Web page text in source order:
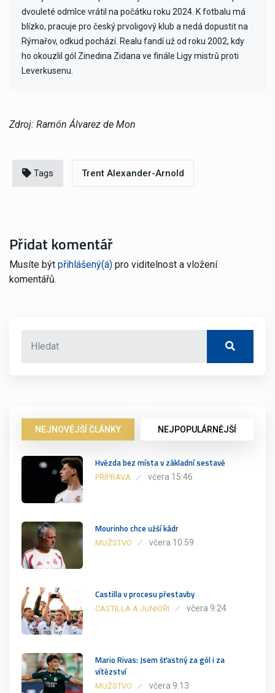
dvouleté odmlce vrátil na počátku roku 2024. K fotbalu má
blízko, pracuje pro český prvoligový klub a nedá dopustit na
Rýmařov, odkud pochází. Realu fandí už od roku 2002, kdy
ho okouzlil gól Zinedina Zidana ve finále Ligy mistrů proti
Leverkusenu.
Zdroj: Ramón Álvarez de Mon
Tags Trent Alexander-Arnold
Přidat komentář
Musíte být přihlášený(á) pro viditelnost a vložení
komentářů.
NEJNOVĚJŠÍ ČLÁNKY NEJPOPULÁRNĚJŠÍ
Hvězda bez místa v základní sestavě
PŘÍPRAVA včera 15:46
Mourinho chce užší kádr
MUŽSTVO včera 10:59
Castilla v procesu přestavby
CASTILLA A JUNIOŘI včera 9:24
Mario Rivas: Jsem šťastný za gól i za
vítězství
MUŽSTVO včera 9:13